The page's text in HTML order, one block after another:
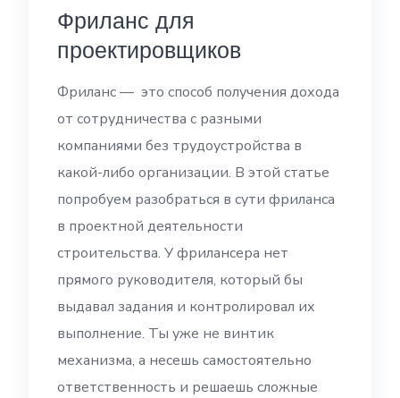
Фриланс для
проектировщиков
Фриланс — это способ получения дохода
от сотрудничества с разными
компаниями без трудоустройства в
какой-либо организации. В этой статье
попробуем разобраться в сути фриланса
в проектной деятельности
строительства. У фрилансера нет
прямого руководителя, который бы
выдавал задания и контролировал их
выполнение. Ты уже не винтик
механизма, а несешь самостоятельно
ответственность и решаешь сложные